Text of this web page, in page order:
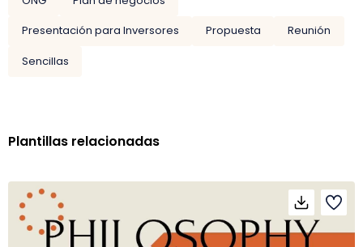
Presentación para Inversores
Propuesta
Reunión
Sencillas
Plantillas relacionadas